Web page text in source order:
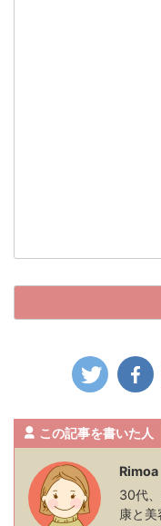
この記事を書いた人
Rimoa
30代
康と